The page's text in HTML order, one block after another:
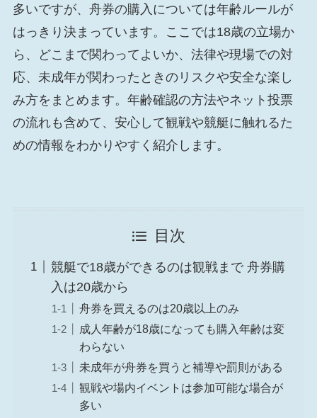
多いですが、舟券の購入については年齢ルールが
はっきり決まっています。ここでは18歳の立場か
ら、どこまで関わってよいか、法律や現場での対
応、未成年が関わったときのリスクや安全な楽し
み方をまとめます。年齢確認の方法やネット投票
の流れも含めて、安心して観戦や競艇に触れるた
めの情報をわかりやすく紹介します。
目次
競艇で18歳ができるのは観戦まで 舟券購
入は20歳から
舟券を買えるのは20歳以上のみ
成人年齢が18歳になっても購入年齢は変
わらない
未成年が舟券を買うと補導や罰則がある
観戦や場内イベントは参加可能な場合が
多い